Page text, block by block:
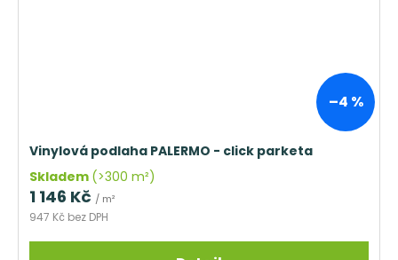
–4 %
Vinylová podlaha PALERMO - click parketa
Skladem (>300 m²)
947 Kč bez DPH
1 146 Kč / m²